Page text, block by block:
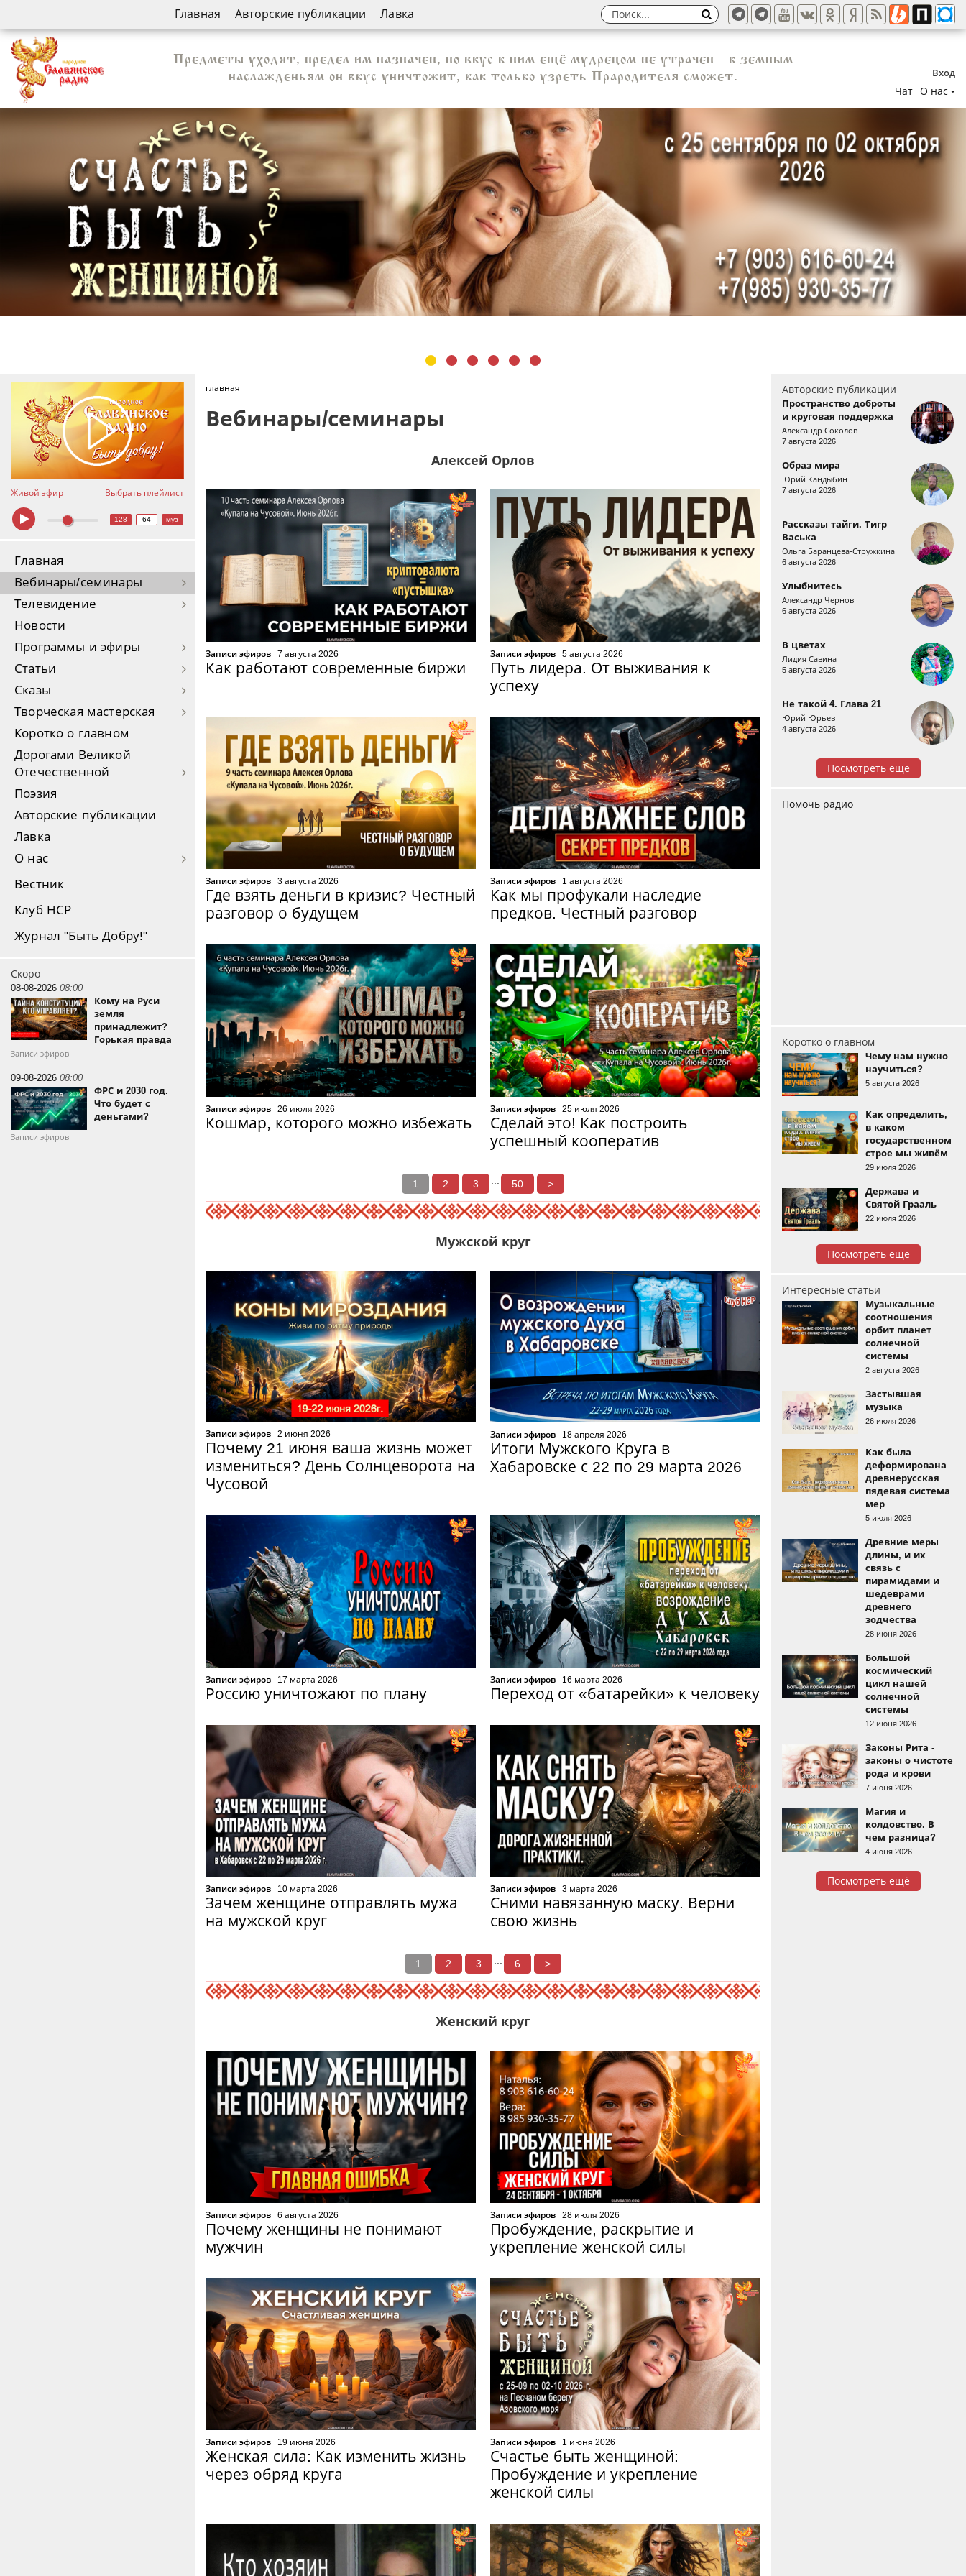
Главная Авторские публикации Лавка
Вход
Чат О нас
Предметы уходят, предел им назначен, но вкус к ним ещё мудрецом не утрачен - к земным
наслажденьям он вкус уничтожит, как только узреть Прародителя сможет.
Живой эфир Выбрать плейлист
128 64 муз
Главная
Вебинары/семинары
Телевидение
Новости
Программы и эфиры
Статьи
Сказы
Творческая мастерская
Коротко о главном
Дорогами Великой
Отечественной
Поэзия
Авторские публикации
Лавка
О нас
Вестник
Клуб НСР
Журнал "Быть Добру!"
Скоро
08-08-2026 08:00
Кому на Руси
земля
принадлежит?
Горькая правда
Записи эфиров
09-08-2026 08:00
ФРС и 2030 год.
Что будет с
деньгами?
Записи эфиров
главная
Вебинары/семинары
Алексей Орлов
Записи эфиров 7 августа 2026
Как работают современные биржи
Записи эфиров 5 августа 2026
Путь лидера. От выживания к
успеху
Записи эфиров 3 августа 2026
Где взять деньги в кризис? Честный
разговор о будущем
Записи эфиров 1 августа 2026
Как мы профукали наследие
предков. Честный разговор
Записи эфиров 26 июля 2026
Кошмар, которого можно избежать
Записи эфиров 25 июля 2026
Сделай это! Как построить
успешный кооператив
1 2 3 50 >
Мужской круг
Записи эфиров 2 июня 2026
Почему 21 июня ваша жизнь может
измениться? День Солнцеворота на
Чусовой
Записи эфиров 18 апреля 2026
Итоги Мужского Круга в
Хабаровске с 22 по 29 марта 2026
Записи эфиров 17 марта 2026
Россию уничтожают по плану
Записи эфиров 16 марта 2026
Переход от «батарейки» к человеку
Записи эфиров 10 марта 2026
Зачем женщине отправлять мужа
на мужской круг
Записи эфиров 3 марта 2026
Сними навязанную маску. Верни
свою жизнь
1 2 3 ... 6 >
Женский круг
Записи эфиров 6 августа 2026
Почему женщины не понимают
мужчин
Записи эфиров 28 июля 2026
Пробуждение, раскрытие и
укрепление женской силы
Записи эфиров 19 июня 2026
Женская сила: Как изменить жизнь
через обряд круга
Записи эфиров 1 июня 2026
Счастье быть женщиной:
Пробуждение и укрепление
женской силы
Авторские публикации
Пространство доброты
и круговая поддержка
Александр Соколов
7 августа 2026
Образ мира
Юрий Кандыбин
7 августа 2026
Рассказы тайги. Тигр
Васька
Ольга Баранцева-Стружкина
6 августа 2026
Улыбнитесь
Александр Чернов
6 августа 2026
В цветах
Лидия Савина
5 августа 2026
Не такой 4. Глава 21
Юрий Юрьев
4 августа 2026
Посмотреть ещё
Помочь радио
Коротко о главном
Чему нам нужно
научиться?
5 августа 2026
Как определить,
в каком
государственном
строе мы живём
29 июля 2026
Держава и
Святой Грааль
22 июля 2026
Посмотреть ещё
Интересные статьи
Музыкальные
соотношения
орбит планет
солнечной
системы
2 августа 2026
Застывшая
музыка
26 июля 2026
Как была
деформирована
древнерусская
пядевая система
мер
5 июля 2026
Древние меры
длины, и их
связь с
пирамидами и
шедеврами
древнего
зодчества
28 июня 2026
Большой
космический
цикл нашей
солнечной
системы
12 июня 2026
Законы Рита -
законы о чистоте
рода и крови
7 июня 2026
Магия и
колдовство. В
чем разница?
4 июня 2026
Посмотреть ещё